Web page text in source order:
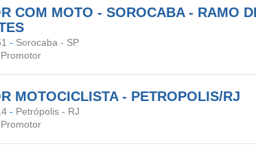
COM MOTO - SOROCABA - RAMO
- Sorocaba - SP
MOTOCICLISTA - PETROPOLIS/RJ
- Petrópolis - RJ